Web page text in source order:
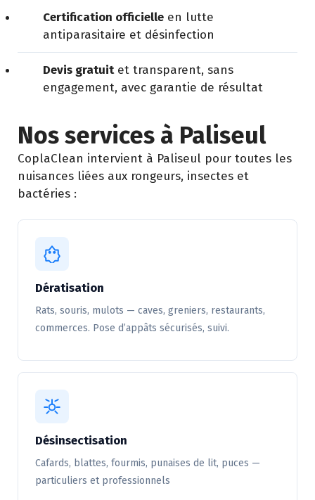
Certification officielle en lutte
antiparasitaire et désinfection
Devis gratuitet transparent, sans
engagement, avec garantie de résultat
Nos services à Paliseul
CoplaClean intervient à Paliseul pour toutes les
nuisances liées aux rongeurs, insectes et
bactéries :
Dératisation
Rats, souris, mulots — caves, greniers, restaurants,
commerces. Pose d’appâts sécurisés, suivi.
Désinsectisation
Cafards, blattes, fourmis, punaises de lit, puces —
particuliers et professionnels